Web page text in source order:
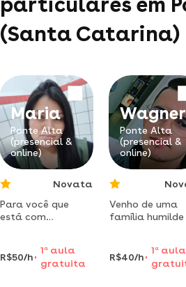
(Santa Catarina)
Maria
Ponte Alta
(presencial &
online)
Novata
Para você que
está com
acadêmica, eu
tenho a solução.
R$50/h
1 aaula
gratuita
Wagner
Ponte Alta
(presencial &
online)
Venho de uma
família humilde
grande
necessidade de
R$40/h
1 a aula